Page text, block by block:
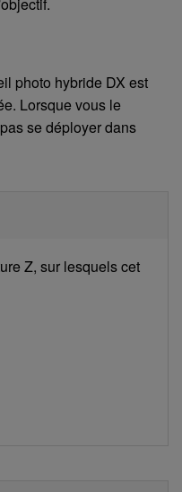
photo hybride DX est
Lorsque vous le
se déployer dans
Z, sur lesquels cet